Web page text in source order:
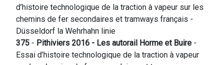
d’histoire technologique de la traction à vapeur sur les
chemins de fer secondaires et tramways français -
Düsseldorf la Wehrhahn linie
375 - Pithiviers 2016 - Les autorail Horme et Buire -
Essai d’histoire technologique de la traction à vapeur